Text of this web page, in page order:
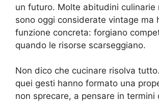
un futuro. Molte abitudini culinarie
sono oggi considerate vintage ma
funzione concreta: forgiano
quando le risorse scarseggiano.
Non dico che cucinare risolva
quei gesti hanno formato una
non sprecare, a pensare in termini